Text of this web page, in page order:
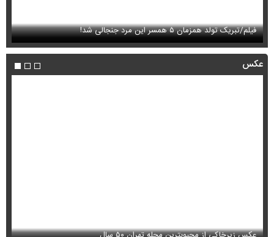
فیلم/تبریک تولد همزمان ۵ همسر این مرد جنجالی شد!
عکس